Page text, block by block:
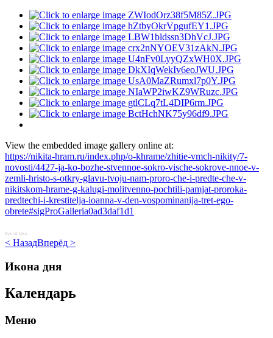
View the embedded image gallery online at:
https://nikita-hram.ru/index.php/o-khrame/zhitie-vmch-nikity/7-
novosti/4427-ja-ko-bozhe-stvennoe-sokro-vische-sokrove-nnoe-v-
zemli-hristo-s-otkry-glavu-tvoju-nam-proro-che-i-predte-che-v-
nikitskom-hrame-g-kalugi-molitvenno-pochtili-pamjat-proroka-
predtechi-i-krestitelja-ioanna-v-den-vospominanija-tret-ego-
obrete#sigProGalleria0ad3daf1d1
Social Like
< НазадВперёд >
Икона дня
Календарь
Меню